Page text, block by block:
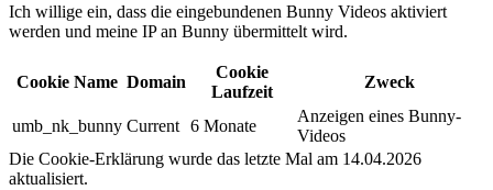
Ich willige ein, dass die eingebundenen Bunny Videos aktiviert
werden und meine IP an Bunny übermittelt wird.​
Cookie Name Domain
Cookie
Laufzeit
Zweck
umb_nk_bunny Current 6 Monate
Anzeigen eines Bunny-
Videos
Die Cookie-Erklärung wurde das letzte Mal am 14.04.2026
aktualisiert.